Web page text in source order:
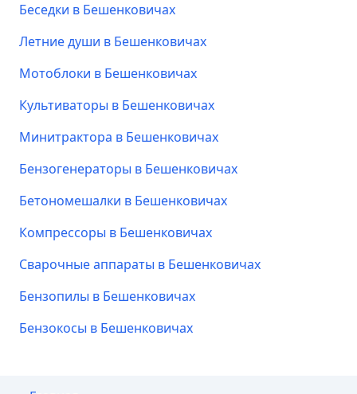
Беседки в Бешенковичах
Летние души в Бешенковичах
Мотоблоки в Бешенковичах
Культиваторы в Бешенковичах
Минитрактора в Бешенковичах
Бензогенераторы в Бешенковичах
Бетономешалки в Бешенковичах
Компрессоры в Бешенковичах
Сварочные аппараты в Бешенковичах
Бензопилы в Бешенковичах
Бензокосы в Бешенковичах